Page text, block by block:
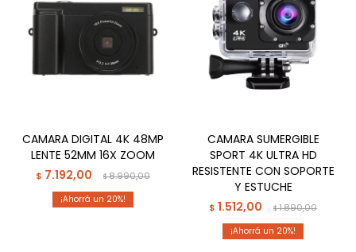
CAMARA DIGITAL 4K 48MP
LENTE 52MM 16X ZOOM
$ 7.192,00 $8.990,00
20
CAMARA SUMERGIBLE
SPORT 4K ULTRA HD
RESISTENTE CON SOPORTE
Y ESTUCHE
$ 1.512,00 $1.890,00
20